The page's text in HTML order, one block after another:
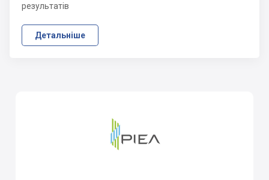
результатів
Детальніше